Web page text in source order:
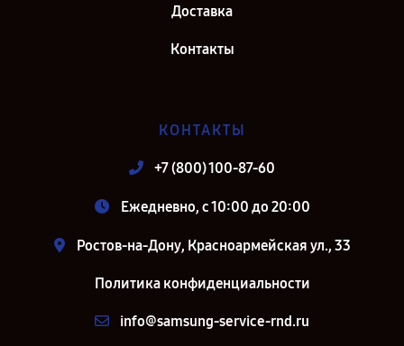
Доставка
Контакты
КОНТАКТЫ
+7 (800) 100-87-60
Ежедневно, с 10:00 до 20:00
Ростов-на-Дону, Красноармейская ул., 33
Политика конфиденциальности
info@samsung-service-rnd.ru